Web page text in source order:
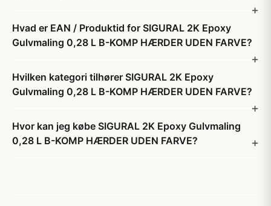
Hvad er EAN / Produktid for SIGURAL 2K Epoxy
Gulvmaling 0,28 L B-KOMP HÆRDER UDEN FARVE?
Hvilken kategori tilhører SIGURAL 2K Epoxy
Gulvmaling 0,28 L B-KOMP HÆRDER UDEN FARVE?
Hvor kan jeg købe SIGURAL 2K Epoxy Gulvmaling
0,28 L B-KOMP HÆRDER UDEN FARVE?